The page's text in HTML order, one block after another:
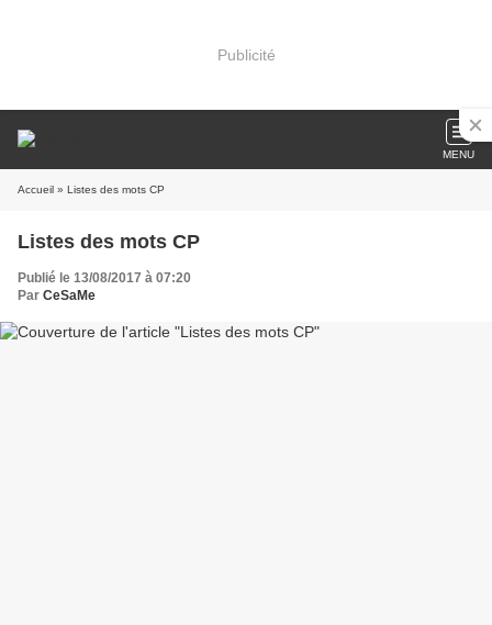
Publicité
MENU
Accueil » Listes des mots CP
Listes des mots CP
Publié le 13/08/2017 à 07:20
Par CeSaMe